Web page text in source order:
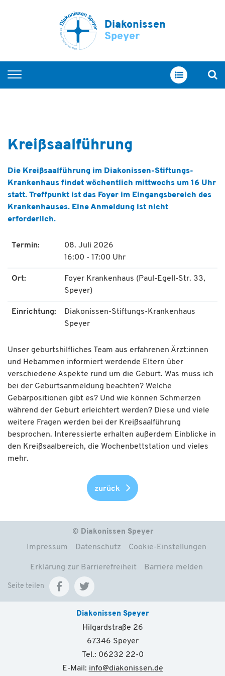
Diakonissen
Speyer
Startseite
Maudacher Werkstatt
Aufsuchende Assistenz
Die Kreißsaalführung im Diakonissen-Stiftungs-
Krankenhaus findet wöchentlich mittwochs um 16 Uhr
statt. Treffpunkt ist das Foyer im Eingangsbereich des
Krankenhauses. Eine Anmeldung ist nicht
erforderlich.
Termin:
08. Juli 2026
16:00 - 17:00 Uhr
Ort:
Foyer Krankenhaus (Paul-Egell-Str. 33,
Speyer)
Einrichtung:
Diakonissen-Stiftungs-Krankenhaus
Speyer
Unser geburtshilfliches Team aus erfahrenen Ärzt:innen
und Hebammen informiert werdende Eltern über
verschiedene Aspekte rund um die Geburt. Was muss ich
bei der Geburtsanmeldung beachten? Welche
Gebärpositionen gibt es? Und wie können Schmerzen
während der Geburt erleichtert werden? Diese und viele
weitere Fragen werden bei der Kreißsaalführung
besprochen. Interessierte erhalten außerdem Einblicke in
den Kreißsaalbereich, die Wochenbettstation und vieles
mehr.
zurück
© Diakonissen Speyer
Impressum Datenschutz Cookie-Einstellungen
Erklärung zur Barrierefreiheit Barriere melden
Seite teilen
Diakonissen Speyer
Hilgardstraße 26
67346 Speyer
Tel.: 06232 22-0
E-Mail: info@diakonissen.de